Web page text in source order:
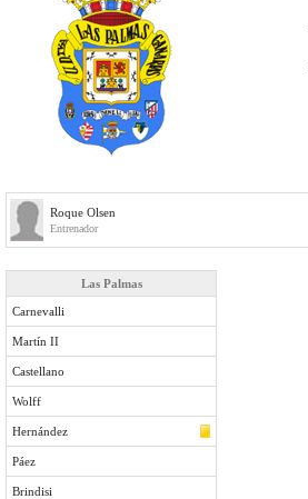
Roque Olsen
Entrenador
Las Palmas
Carnevalli
Martín II
Castellano
Wolff
Hernández
Páez
Brindisi